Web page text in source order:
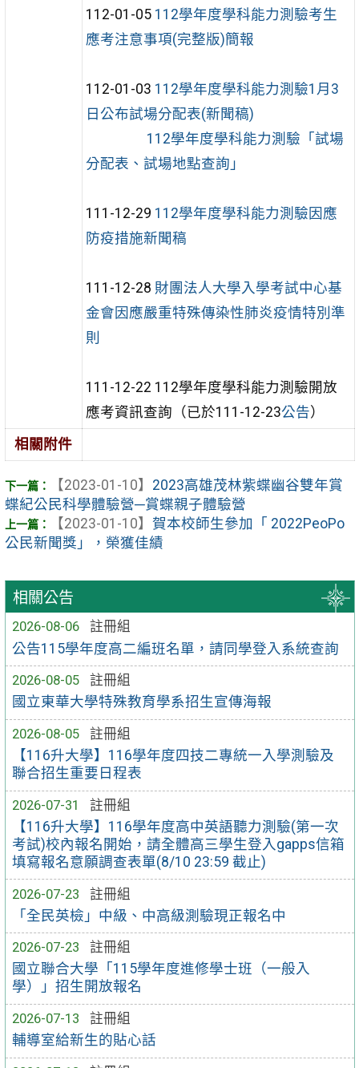
相關公告
2026-08-06
註冊組
公告115學年度高二編班名單，請同學登入系統查詢
2026-08-05
註冊組
國立東華大學特殊教育學系招生宣傳海報
2026-08-05
註冊組
【116升大學】116學年度四技二專統一入學測驗及
聯合招生重要日程表
2026-07-31
註冊組
【116升大學】116學年度高中英語聽力測驗(第一次
考試)校內報名開始，請全體高三學生登入gapps信箱
填寫報名意願調查表單(8/10 23:59 截止)
2026-07-23
註冊組
「全民英檢」中級、中高級測驗現正報名中
2026-07-23
註冊組
國立聯合大學「115學年度進修學士班（一般入
學）」招生開放報名
2026-07-13
註冊組
輔導室給新生的貼心話
112-01-05 112學年度學科能力測驗考生
應考注意事項(完整版)簡報
112-01-03 112學年度學科能力測驗1月3
日公布試場分配表(新聞稿)
112學年度學科能力測驗「試場
分配表、試場地點查詢」
111-12-29 112學年度學科能力測驗因應
防疫措施新聞稿
111-12-28 財團法人大學入學考試中心基
金會因應嚴重特殊傳染性肺炎疫情特別準
則
111-12-22 112學年度學科能力測驗開放
應考資訊查詢（已於111-12-23公告）
相關附件
【2023-01-10】 2023高雄茂林紫蝶幽谷雙年賞
蝶紀公民科學體驗營─賞蝶親子體驗營
【2023-01-10】 賀本校師生參加「 2022PeoPo
公民新聞獎」，榮獲佳績